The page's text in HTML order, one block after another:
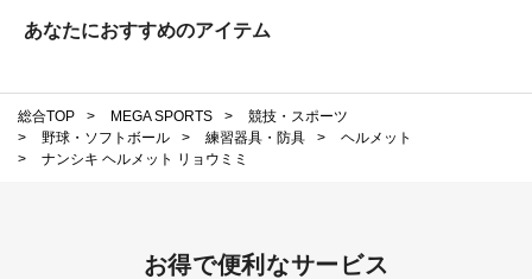
あなたにおすすめのアイテム
総合TOP > MEGA SPORTS >
競技・スポーツ
>
野球・ソフトボール > 練習器具・防具 >
ヘルメット
>
ナンシキ ヘルメット リョウミミ
お得で便利なサービス